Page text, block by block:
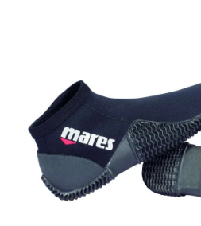
hvězdiček.